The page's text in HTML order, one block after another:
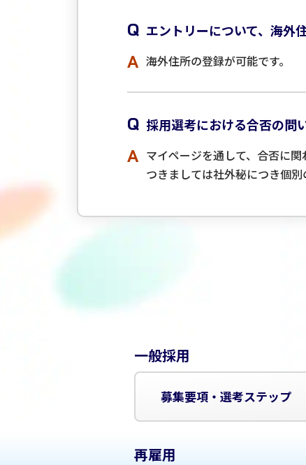
Q エントリーについて、海外
A 海外住所の登録が可能です。
Q 採用選考における合否の問
A マイページを通して、合否に
つきましては社外秘につき個別
一般採用
募集要項・選考ステップ
再雇用